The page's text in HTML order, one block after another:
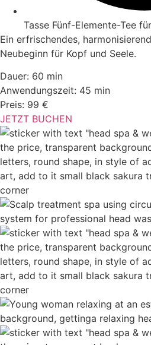
Tasse Fünf-Elemente-Tee
Ein erfrischendes,
Neubeginn für Kopf und Seele.
Dauer: 60 min
Anwendungszeit: 45 min
Preis: 99 €
JETZT BUCHEN